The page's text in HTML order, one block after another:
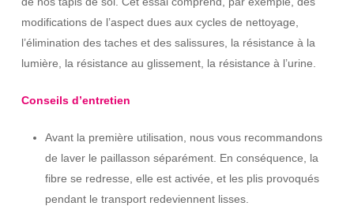
modifications de l’aspect dues aux cycles de nettoyage,
l’élimination des taches et des salissures, la résistance à la
lumière, la résistance au glissement, la résistance à l’urine.
Conseils d’entretien
Avant la première utilisation, nous vous recommandons
de laver le paillasson séparément. En conséquence, la
fibre se redresse, elle est activée, et les plis provoqués
pendant le transport redeviennent lisses.